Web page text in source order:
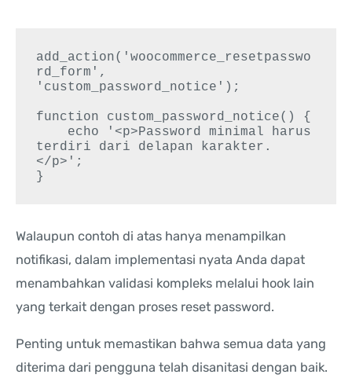
add_action('woocommerce_resetpasswo
rd_form',
'custom_password_notice');
function custom_password_notice() {
terdiri dari delapan karakter.
</p>';
Walaupun contoh di atas hanya menampilkan
notifikasi, dalam implementasi nyata Anda dapat
menambahkan validasi kompleks melalui hook lain
yang terkait dengan proses reset password.
Penting untuk memastikan bahwa semua data yang
diterima dari pengguna telah disanitasi dengan baik.